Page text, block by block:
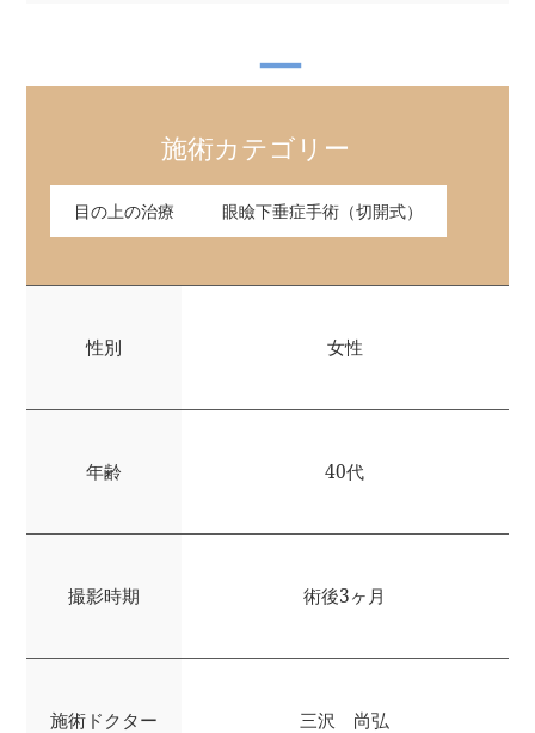
施術カテゴリー
目の上の治療 眼瞼下垂症手術（切開式）
性別 女性
年齢 40代
撮影時期 術後3ヶ月
施術ドクター 三沢 尚弘